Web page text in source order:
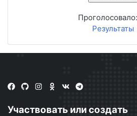
Проголосовало:
Результаты
Участвовать или создать